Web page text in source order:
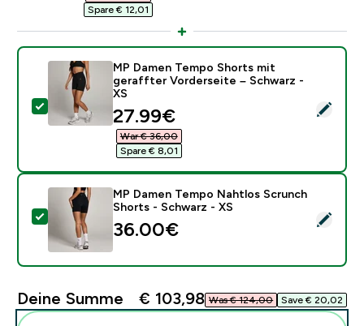
Spare € 12,01‎
Dieses Produkt ausw�hlen - MP Damen Tempo
MP Damen Tempo Shorts mit
geraffter Vorderseite – Schwarz -
XS
discounted price
27.99€‎
War € 36,00‎
Spare € 8,01‎
Dieses Produkt ausw�hlen - MP Damen Tempo
MP Damen Tempo Nahtlos Scrunch
Shorts - Schwarz - XS
36.00€‎
Deine Summe € 103,98‎ Was € 124,00‎ Save € 20,02‎